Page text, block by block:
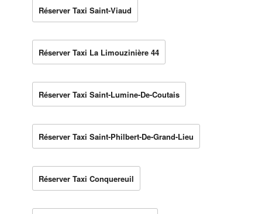
Réserver Taxi Saint-Viaud
Réserver Taxi La Limouzinière 44
Réserver Taxi Saint-Lumine-De-Coutais
Réserver Taxi Saint-Philbert-De-Grand-Lieu
Réserver Taxi Conquereuil